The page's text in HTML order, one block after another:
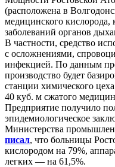
(расположена в
медицинского кислорода,
заболеваний органов
В частности, средство
с осложнениями,
инфекцией. По данным
производство будет
станции химического
40 куб. м сжатого
Предприятие получило
эпидемиологическое
Министерства
писал, что больницы
кислородом на 79%,
легких — на 61,5%.